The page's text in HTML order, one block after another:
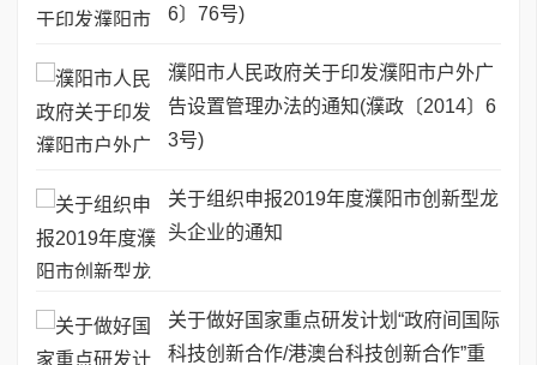
6〕76号)
濮阳市人民政府关于印发濮阳市户外广
告设置管理办法的通知(濮政〔2014〕6
3号)
关于组织申报2019年度濮阳市创新型龙
头企业的通知
关于做好国家重点研发计划“政府间国际
科技创新合作/港澳台科技创新合作”重